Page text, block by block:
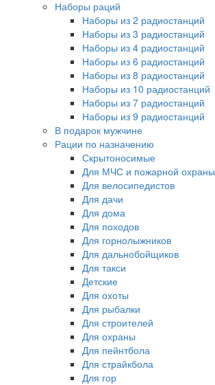
Наборы раций
Наборы из 2 радиостанций
Наборы из 3 радиостанций
Наборы из 4 радиостанций
Наборы из 6 радиостанций
Наборы из 8 радиостанций
Наборы из 10 радиостанций
Наборы из 7 радиостанций
Наборы из 9 радиостанций
В подарок мужчине
Рации по назначению
Скрытоносимые
Для МЧС и пожарной охраны
Для велосипедистов
Для дачи
Для дома
Для походов
Для горнолыжников
Для дальнобойщиков
Для такси
Детские
Для охоты
Для рыбалки
Для строителей
Для охраны
Для пейнтбола
Для страйкбола
Для гор